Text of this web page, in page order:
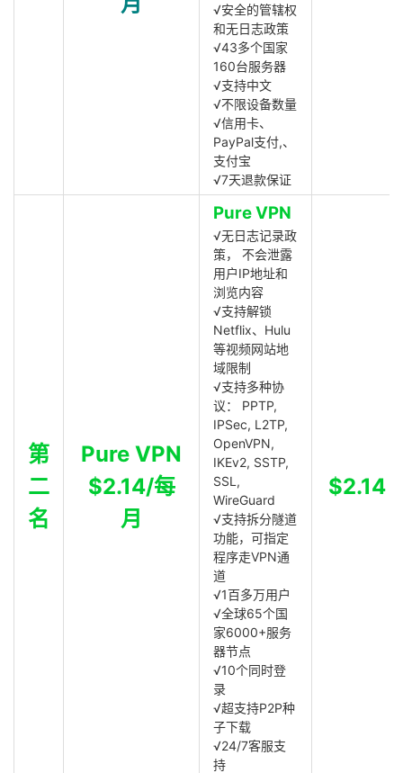
√安全的管辖权
和无日志政策
√43多个国家
160台服务器
√支持中文
√不限设备数量
√信用卡、
PayPal支付,、
支付宝
√7天退款保证
第
二
名
Pure VPN
$2.14/每
月
Pure VPN
√无日志记录政
策， 不会泄露
用户IP地址和
浏览内容
√支持解锁
Netflix、Hulu
等视频网站地
域限制
√支持多种协
议： PPTP,
IPSec, L2TP,
OpenVPN,
IKEv2, SSTP,
SSL,
WireGuard
√支持拆分隧道
功能，可指定
程序走VPN通
道
√1百多万用户
√全球65个国
家6000+服务
器节点
√10个同时登
录
√超支持P2P种
子下载
√24/7客服支
持
$2.14